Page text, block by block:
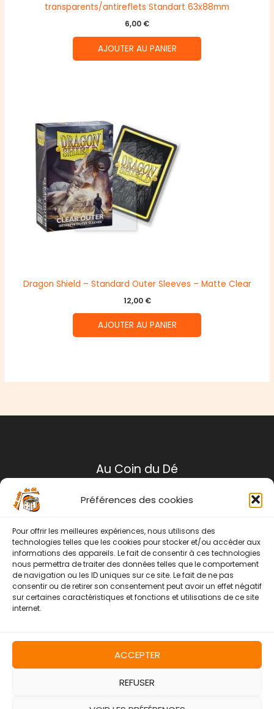
Préférences des cookies
Pour offrir les meilleures expériences, nous utilisons des
technologies telles que les cookies pour stocker et/ou accéder aux
informations des appareils. Le fait de consentir à ces technologies
nous permettra de traiter des données telles que le comportement
de navigation ou les ID uniques sur ce site. Le fait de ne pas
consentir ou de retirer son consentement peut avoir un effet négatif
sur certaines caractéristiques et fonctions et utilisations de ce site
internet.
ACCEPTER
REFUSER
transparents/antireflets Standart 63x88mm
6,00 €
AJOUTER AU PANIER
Dragon Shield – Standard Outer Sleeves – Matte Clear
12,00 €
AJOUTER AU PANIER
Au Coin du Dé
Conditions générales de ventes
Politique de retour
Contact
Instagram Facebook